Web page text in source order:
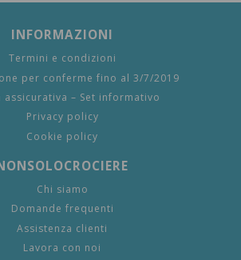
INFORMAZIONI
Termini e condizioni
per conferme fino al 3/7/2019
assicurativa – Set informativo
Privacy policy
Cookie policy
Chi siamo
Domande frequenti
Assistenza clienti
Lavora con noi